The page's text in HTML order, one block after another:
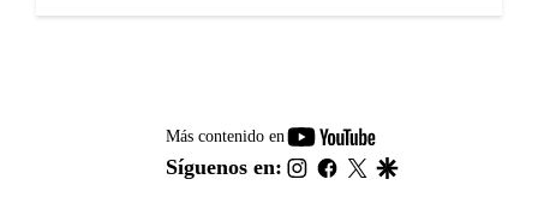
Más contenido en
youtube-
footer
Síguenos en: instagram
facebook
twitter